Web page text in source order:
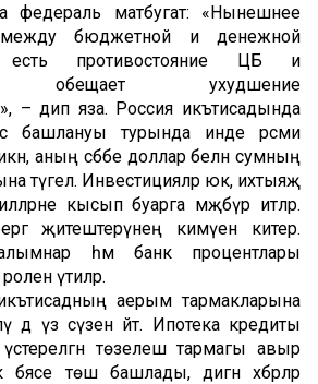
федераль матбугат: «Нынешнее
между бюджетной и денежной
есть противостояние ЦБ и
обещает ухудшение
– дип яза. Россия икътисадында
башлануы турында инде рәсми
аның сәбәбе доллар белән сумның
түгел. Инвестицияләр юк, ихтыяҗ
кысып буарга мәҗбүр итәләр.
җитештерүнең кимүенә китерә.
һәм банк процентлары
үтиләр.
аерым тармакларына
дә үз сүзен әйтә. Ипотека кредиты
төзелеш тармагы авыр
бәясе төшә башлады, дигән хәбәрләр